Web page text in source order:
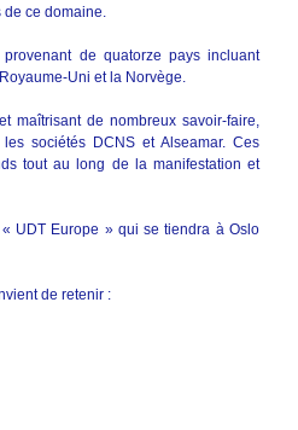
de ce domaine.
de quatorze pays incluant
Uni et la Norvège.
maîtrisant de nombreux savoir-faire,
sociétés DCNS et Alseamar. Ces
tout au long de la manifestation et
UDT Europe » qui se tiendra à Oslo
de retenir :